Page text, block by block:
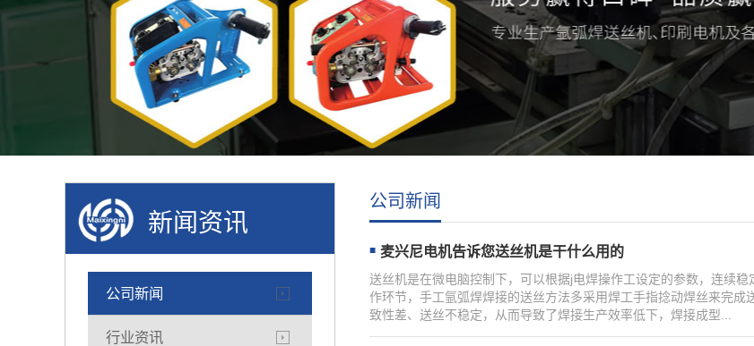
新闻资讯
公司新闻
行业资讯
公司新闻
麦兴尼电机告诉您送丝机是干什么用的
送丝机是在微电脑控制下，可以根据j电焊操作工设定的参数，连续
作环节，手工氩弧焊焊接的送丝方法多采用焊工手指捻动焊丝来完
致性差、送丝不稳定，从而导致了焊接生产效率低下，焊接成型...